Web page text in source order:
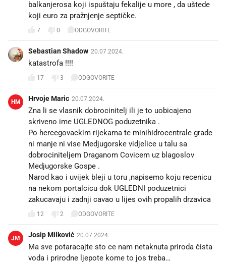
balkanjerosa koji ispuštaju fekalije u more , da uštede
koji euro za pražnjenje septičke.
7 0 ODGOVORITE
Sebastian Shadow 20.07.2024.
katastrofa !!!!
17 3 ODGOVORITE
HM Hrvoje Maric 20.07.2024.
Zna li se vlasnik dobrocinitelj ili je to uobicajeno
skriveno ime UGLEDNOG poduzetnika .
Po hercegovackim rijekama te minihidrocentrale grade
ni manje ni vise Medjugorske vidjelice u talu sa
dobrociniteljem Draganom Covicem uz blagoslov
Medjugorske Gospe .
Narod kao i uvijek bleji u toru ,napisemo koju recenicu
na nekom portalcicu dok UGLEDNI poduzetnici
zakucavaju i zadnji cavao u lijes ovih propalih drzavica
12 2 ODGOVORITE
JM Josip Milković 20.07.2024.
Ma sve potaracajte sto ce nam netaknuta priroda čista
voda i prirodne ljepote kome to jos treba…